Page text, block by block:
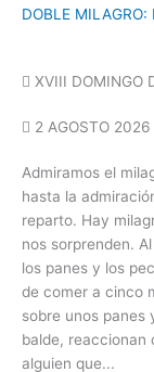
DOBLE MILAGRO:
XVIII DOMINGO
2 AGOSTO 2026
Admiramos el
hasta la
reparto. Hay
nos sorprenden.
los panes y los
de comer a cinco
sobre unos panes
balde, reaccionan
alguien que...